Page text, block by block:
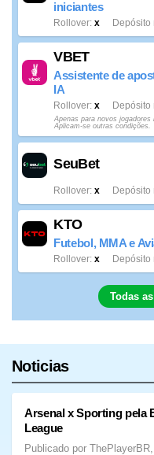
iniciantes
x
Rollover Depósito
VBET
Assistente de
IA
x
Rollover Depósito
Apenas para novos
Aplicam-se outras condições.
SeuBet
x
Rollover Depósito
KTO
Futebol, MMA e
x
Rollover Depósito
Todas
Noticias
Arsenal x Sporting pela
League
Publicado por